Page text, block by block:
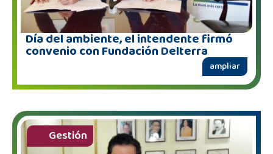
Día del ambiente, el intendente firmó
convenio con Fundación Delterra
ampliar
Gestión